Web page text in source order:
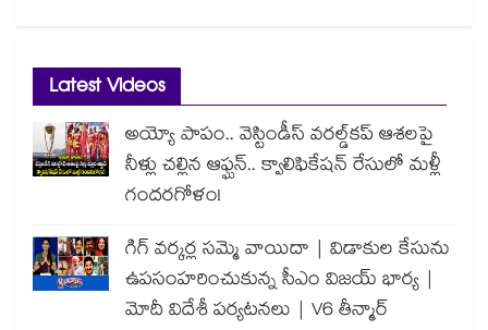
Latest Videos
అయ్యో పాపం.. వెస్టిండీస్ వరల్డ్‌కప్ ఆశలపై
నీళ్లు చల్లిన ఆఫ్ఘన్.. క్వాలిఫికేషన్ రేసులో మళ్లీ
గందరగోళం!
గిగ్ వర్కర్ల సమ్మె వాయిదా | విడాకుల కేసును
ఉపసంహరించుకున్న సీఎం విజయ్ భార్య |
మోదీ విదేశీ పర్యటనలు | V6 తీన్మార్